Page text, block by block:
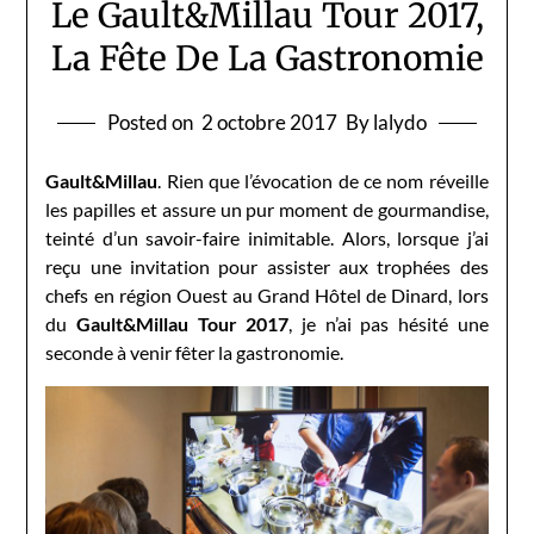
Le Gault&Millau Tour 2017,
La Fête De La Gastronomie
Posted on 2 octobre 2017 By lalydo
Gault&Millau. Rien que l’évocation de ce nom réveille
les papilles et assure un pur moment de gourmandise,
teinté d’un savoir-faire inimitable. Alors, lorsque j’ai
reçu une invitation pour assister aux trophées des
chefs en région Ouest au Grand Hôtel de Dinard, lors
duGault&Millau Tour 2017, je n’ai pas hésité une
seconde à venir fêter la gastronomie.